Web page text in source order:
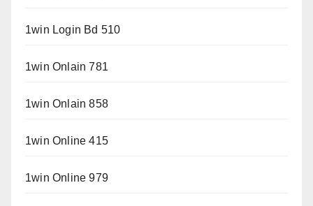
1win Login Bd 510
1win Onlain 781
1win Onlain 858
1win Online 415
1win Online 979